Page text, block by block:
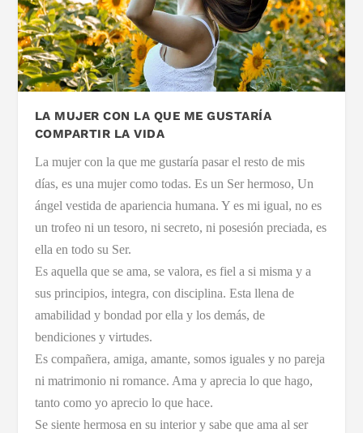
LA MUJER CON LA QUE ME GUSTARÍA
COMPARTIR LA VIDA
La mujer con la que me gustaría pasar el resto de mis
días, es una mujer como todas. Es un Ser hermoso, Un
ángel vestida de apariencia humana. Y es mi igual, no es
un trofeo ni un tesoro, ni secreto, ni posesión preciada, es
ella en todo su Ser.
Es aquella que se ama, se valora, es fiel a si misma y a
sus principios, integra, con disciplina. Esta llena de
amabilidad y bondad por ella y los demás, de
bendiciones y virtudes.
Es compañera, amiga, amante, somos iguales y no pareja
ni matrimonio ni romance. Ama y aprecia lo que hago,
tanto como yo aprecio lo que hace.
Se siente hermosa en su interior y sabe que ama al ser